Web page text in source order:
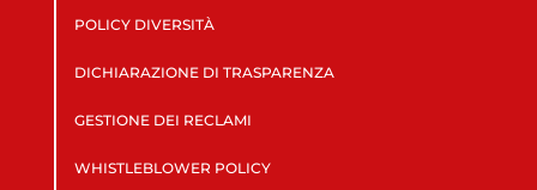
POLICY DIVERSITÀ
DICHIARAZIONE DI TRASPARENZA
GESTIONE DEI RECLAMI
WHISTLEBLOWER POLICY